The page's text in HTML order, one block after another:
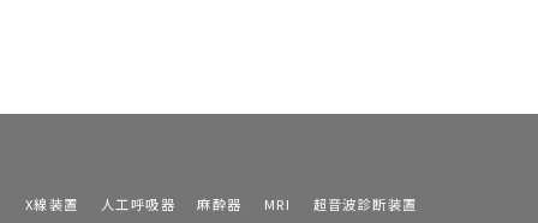
X線装置 人工呼吸器 麻酔器 MRI
超音波診断装置